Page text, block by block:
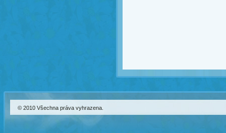
© 2010 Všechna práva vyhrazena.